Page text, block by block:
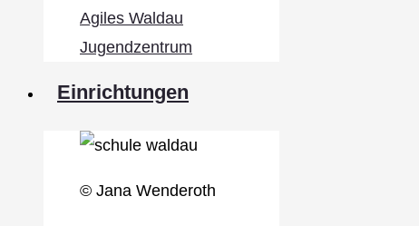
Agiles Waldau
Jugendzentrum
Einrichtungen
© Jana Wenderoth